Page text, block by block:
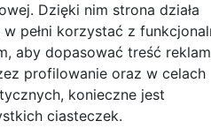
i kolorach przyciąga
Dzięki nim strona działa
pełni korzystać z
aby dopasować treść
profilowanie oraz w celach
konieczne jest
ciasteczek.